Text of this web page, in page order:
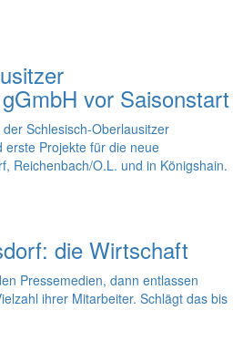
vor Saisonstart
Schlesisch-Oberlausitzer
erste Projekte für die neue
Reichenbach/O.L. und in Königshain.
die Wirtschaft
Pressemedien, dann entlassen
ihrer Mitarbeiter. Schlägt das bis